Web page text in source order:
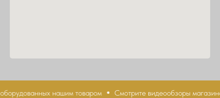
нашим товаром Смотрите видеообзоры